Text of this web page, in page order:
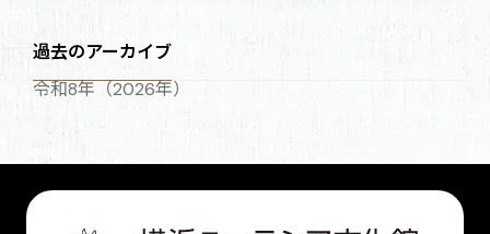
過去のアーカイブ
令和8年（2026年）